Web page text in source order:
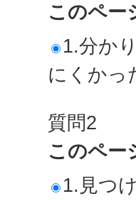
このペー
1.分か
にくかっ
質問2
このペー
1.見つ